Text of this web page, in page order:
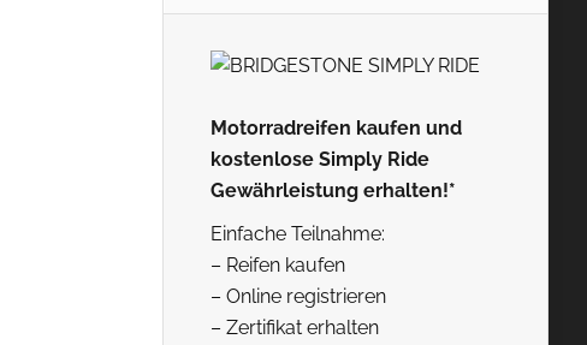
Motorradreifen kaufen und
kostenlose Simply Ride
Gewährleistung erhalten!*
Einfache Teilnahme:
– Reifen kaufen
– Online registrieren
– Zertifikat erhalten